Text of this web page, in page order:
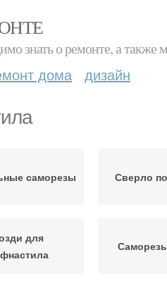
знать о ремонте, а
дома дизайн
саморезы Сверло
для